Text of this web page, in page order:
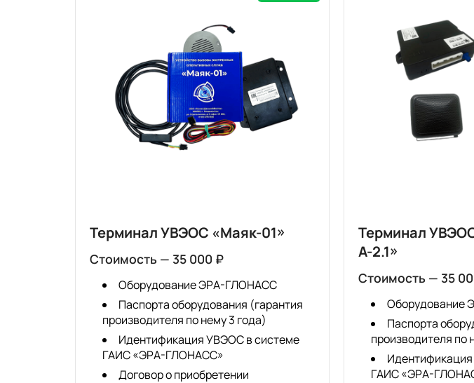
Терминал УВЭОС «Маяк-01»
Стоимость — 35 000 ₽
Оборудование ЭРА-ГЛОНАСС
Паспорта оборудования (гарантия
производителя по нему 3 года)
Идентификация УВЭОС в системе
ГАИС «ЭРА-ГЛОНАСС»
Договор о приобретении
Терминал
А-2.1»
Стоимость — 35
Оборудование
Паспорта
производителя по
ГАИС «ЭРА-